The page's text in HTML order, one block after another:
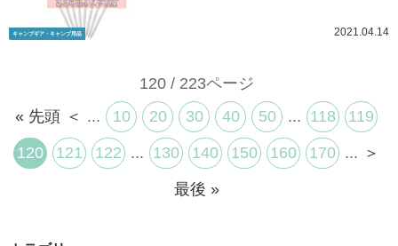
キャンプギア・キャンプ用品 2021.04.14
120 / 223ページ
« 先頭 ＜ ... 10 20 30 40 50 ... 118 119
120 121 122 ... 130 140 150 160 170 ... ＞
最後 »